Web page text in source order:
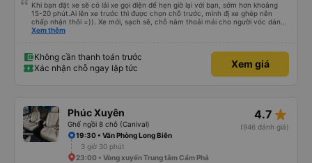
Khi bạn đặt xe sẽ có lái xe gọi điện để hẹn giờ lại với bạn, sớm hơn khoảng
15-20 phút.Ai lên xe trước thì được chọn chỗ trước, mình đj xe ghép nên
chấp nhận thôi =)). Xe mới, sạch sẽ, chỗ nằm thoải mái cho người vóc dáng
vừa ( ai m8 người thì hơi vướng víu xíu ha ). Hừm xe mới, điều hoà lạnh sâu
trong chuyến đi tỉnh dậy sương sương khoảng 2-3 lần nhưng vẫn ngủ ngon
(may béo nên dễ ngủ tỉnh là ngủ típ ). Nhà xe nên mắc cái rèm hay màn
nhựa ngăn cách khách với lái xe, ổm cho 2 bên. Nói chung mình rất có thiện
Xem thêm
Không cần thanh toán trước
Xác nhận chỗ ngay lập tức
Xem giá
Phúc Xuyên
Ghế ngồi 8 chỗ (Canival)
4.7 star_rate
(946 đánh giá)
19:30 • Văn Phòng Long Biên
3 giờ 30 phút
23:00 • Vòng xuyến Trung tâm Cẩm Phả